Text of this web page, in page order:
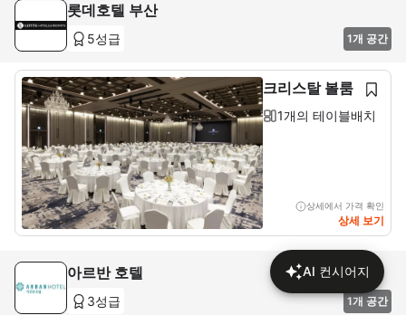
롯데호텔 부산
5성급 1개 공간
크리스탈 볼룸
1개의 테이블배치
상세에서 가격 확인
상세 보기
아르반 호텔
3성급 1개 공간
AI 컨시어지